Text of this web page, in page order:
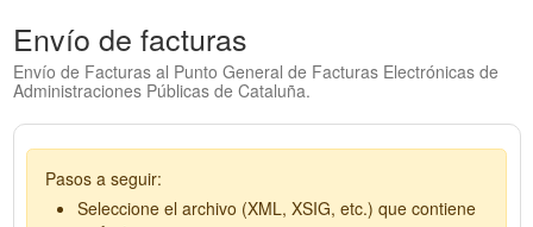
Envío de facturas
Envío de Facturas al Punto General de Facturas Electrónicas de
Administraciones Públicas de Cataluña.
Pasos a seguir:
Seleccione el archivo (XML, XSIG, etc.) que contiene